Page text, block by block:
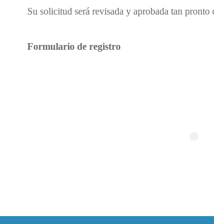
Su solicitud será revisada y aprobada tan pronto
Formulario de registro